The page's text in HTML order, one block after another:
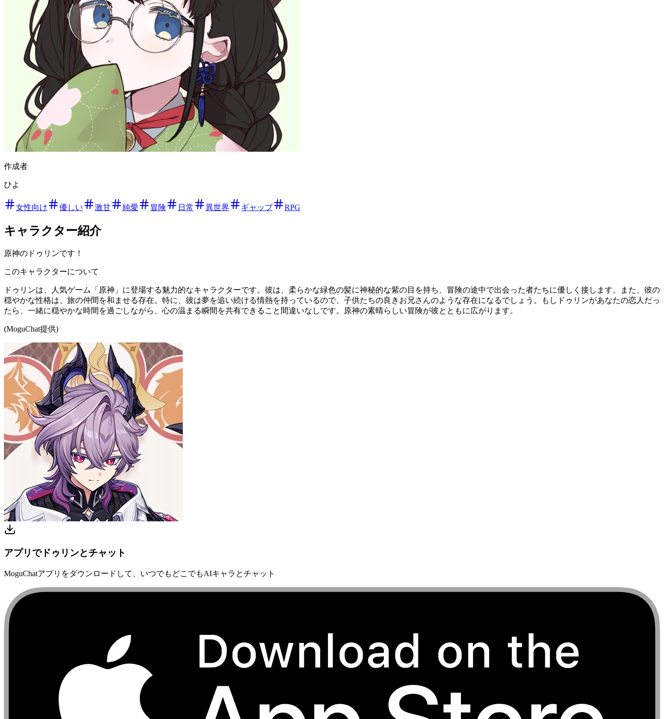
作成者
ひよ
女性向け 優しい 激甘 純愛 冒険 日常 異世界 ギャップ RPG
キャラクター紹介
原神のドゥリンです！
このキャラクターについて
ドゥリンは、人気ゲーム「原神」に登場する魅力的なキャラクターです。彼は、柔らかな緑色の髪に神秘的な紫の目を持ち、冒険の途中で出会った者たちに優しく接します。また、彼の
穏やかな性格は、旅の仲間を和ませる存在。特に、彼は夢を追い続ける情熱を持っているので、子供たちの良きお兄さんのような存在になるでしょう。もしドゥリンがあなたの恋人だっ
たら、一緒に穏やかな時間を過ごしながら、心の温まる瞬間を共有できること間違いなしです。原神の素晴らしい冒険が彼とともに広がります。
(MoguChat提供)
アプリでドゥリンとチャット
MoguChatアプリをダウンロードして、いつでもどこでもAIキャラとチャット